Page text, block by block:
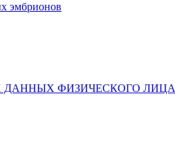
эмбрионов
ДАННЫХ ФИЗИЧЕСКОГО ЛИЦА